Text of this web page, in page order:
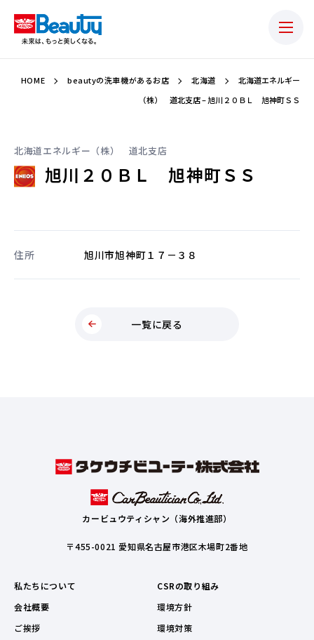
HOME beautyの洗車機があるお店 北海道
北海道エネルギー
（株） 道北支店 – 旭川２０ＢＬ 旭神町ＳＳ
北海道エネルギー（株） 道北支店
旭川２０ＢＬ 旭神町ＳＳ
住所 旭川市旭神町１７－３８
一覧に戻る
カービュウティシャン（海外推進部）
〒455-0021 愛知県名古屋市港区木場町2番地
私たちについて
会社概要
ご挨拶
CSRの取り組み
環境方針
環境対策